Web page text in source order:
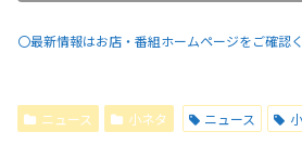
〇最新情報はお店・番組ホームページをご確認く
ニュース 小ネタ ニュース